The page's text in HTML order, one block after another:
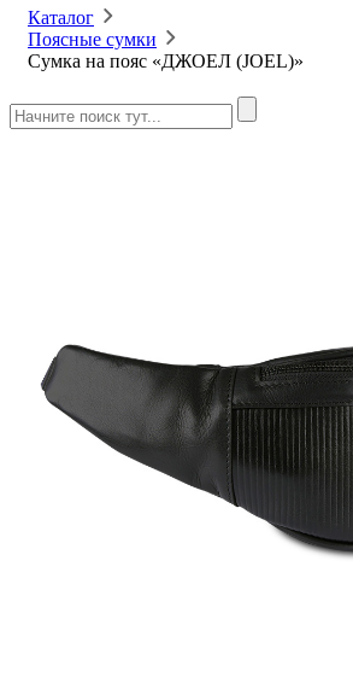
Каталог
Поясные сумки
Сумка на пояс «ДЖОЕЛ (JOEL)»